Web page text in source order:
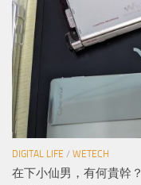
DIGITAL LIFE / WETECH
在下小仙男，有何貴幹？